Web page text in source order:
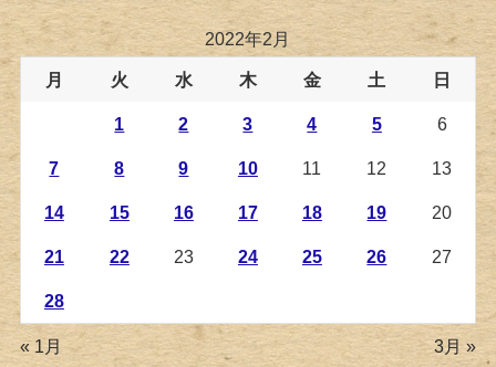
2022年2月
月 火 水 木 金 土 日
1 2 3 4 5 6
7 8 9 10 11 12 13
14 15 16 17 18 19 20
21 22 23 24 25 26 27
28
« 1月 3月 »